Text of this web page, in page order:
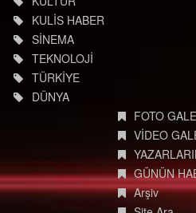
KÜLTÜR
KULİS HABER
SİNEMA
TEKNOLOJİ
TÜRKİYE
DÜNYA
FOTO
VİDEO
GÜNÜN
Arşiv